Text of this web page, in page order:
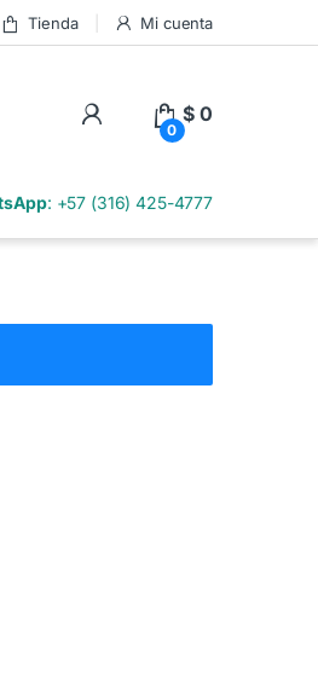
Tienda Mi cuenta
My Account
0
$ 0
: +57 (316) 425-4777